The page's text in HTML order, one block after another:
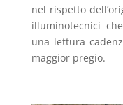
nel rispetto
illuminotecnici
una lettura
maggior pregio.